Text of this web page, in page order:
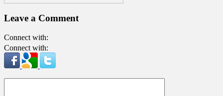
Leave a Comment
Connect with:
Connect with: